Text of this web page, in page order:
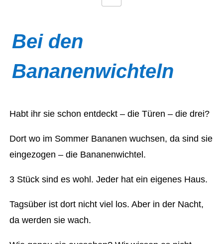
Bei den
Bananenwichteln
Habt ihr sie schon entdeckt – die Türen – die drei?
Dort wo im Sommer Bananen wuchsen, da sind sie
eingezogen – die Bananenwichtel.
3 Stück sind es wohl. Jeder hat ein eigenes Haus.
Tagsüber ist dort nicht viel los. Aber in der Nacht,
da werden sie wach.